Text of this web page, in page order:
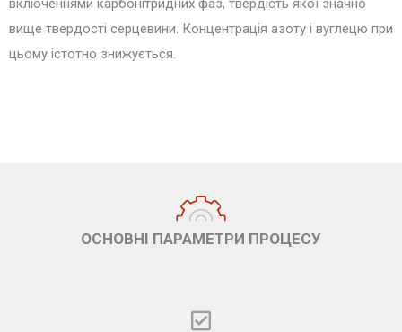
вище твердості серцевини. Концентрація азоту і вуглецю при
цьому істотно знижується.
ОСНОВНІ ПАРАМЕТРИ ПРОЦЕСУ